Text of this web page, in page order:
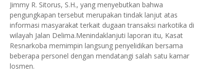
Jimmy R. Sitorus, S.H., yang menyebutkan bahwa
pengungkapan tersebut merupakan tindak lanjut atas
informasi masyarakat terkait dugaan transaksi narkotika di
wilayah Jalan Delima.Menindaklanjuti laporan itu, Kasat
Resnarkoba memimpin langsung penyelidikan bersama
beberapa personel dengan mendatangi salah satu kamar
losmen.